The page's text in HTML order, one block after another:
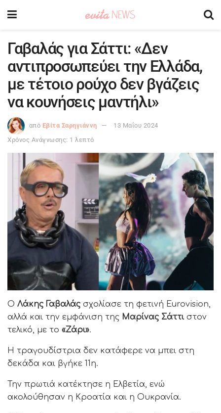
Γαβαλάς για Σάττι: «Δεν
αντιπροσωπεύει την Ελλάδα,
με τέτοιο ρούχο δεν βγάζεις
να κουνήσεις μαντήλι»
από Εβίτα Σαρηγιάννη
13 Μαΐου 2024
Χρόνος Ανάγνωσης: 1 λεπτό
Ο Λάκης Γαβαλάς σχολίασε τη φετινή Eurovision,
αλλά και την εμφάνιση της Μαρίνας Σάττιστον
τελικό, με το «Ζάρι».
Η τραγουδίστρια δεν κατάφερε να μπει στη
δεκάδα και βγήκε 11η.
Την πρωτιά κατέκτησε η Ελβετία, ενώ
ακολούθησαν η Κροατία και η Ουκρανία.